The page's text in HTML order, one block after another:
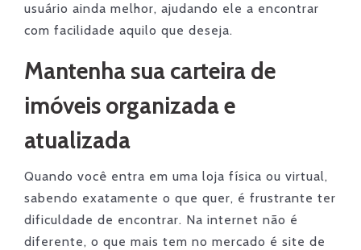
usuário ainda melhor, ajudando ele a encontrar
com facilidade aquilo que deseja.
Mantenha sua carteira de
imóveis organizada e
atualizada
Quando você entra em uma loja física ou virtual,
sabendo exatamente o que quer, é frustrante ter
dificuldade de encontrar. Na internet não é
diferente, o que mais tem no mercado é site de